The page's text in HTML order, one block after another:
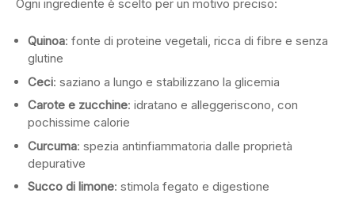
Ogni ingrediente è scelto per un motivo preciso:
Quinoa: fonte di proteine vegetali, ricca di fibre e senza
glutine
Ceci: saziano a lungo e stabilizzano la glicemia
Carote e zucchine: idratano e alleggeriscono, con
pochissime calorie
Curcuma: spezia antinfiammatoria dalle proprietà
depurative
Succo di limone: stimola fegato e digestione